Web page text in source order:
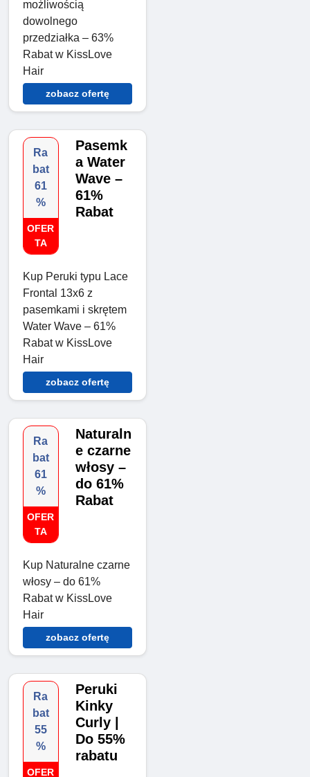
możliwością
dowolnego
przedziałka – 63%
Rabat w KissLove
Hair
zobacz ofertę
Ra
bat
61
%
OFER
TA
Pasemk
a Water
Wave –
61%
Rabat
Kup Peruki typu Lace
Frontal 13x6 z
pasemkami i skrętem
Water Wave – 61%
Rabat w KissLove
Hair
zobacz ofertę
Ra
bat
61
%
OFER
TA
Naturaln
e czarne
włosy –
do 61%
Rabat
Kup Naturalne czarne
włosy – do 61%
Rabat w KissLove
Hair
zobacz ofertę
Ra
bat
55
%
OFER
Peruki
Kinky
Curly |
Do 55%
rabatu